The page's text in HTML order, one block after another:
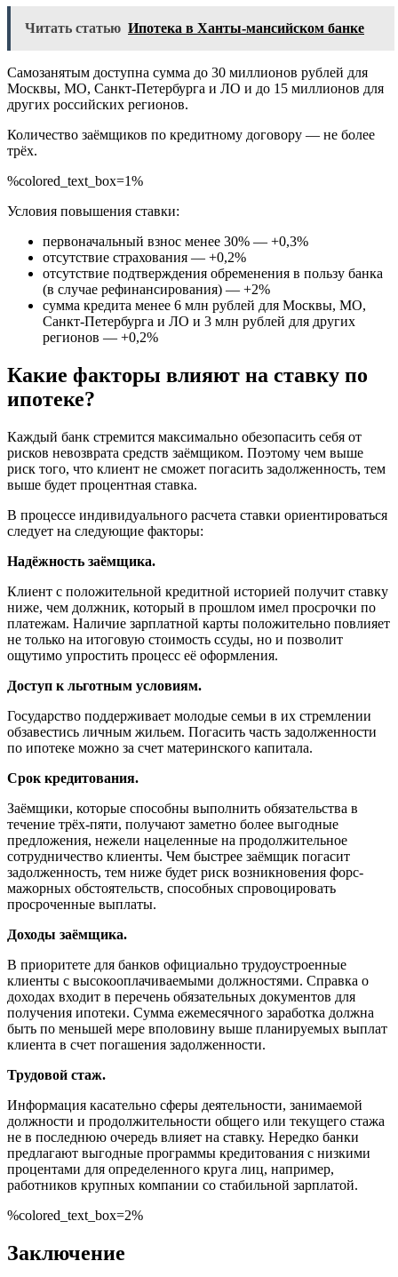
Читать статью Ипотека в Ханты-мансийском банке
Самозанятым доступна сумма до 30 миллионов рублей для
Москвы, МО, Санкт-Петербурга и ЛО и до 15 миллионов для
других российских регионов.
Количество заёмщиков по кредитному договору — не более
трёх.
%colored_text_box=1%
Условия повышения ставки:
первоначальный взнос менее 30% — +0,3%
отсутствие страхования — +0,2%
отсутствие подтверждения обременения в пользу банка
(в случае рефинансирования) — +2%
сумма кредита менее 6 млн рублей для Москвы, МО,
Санкт-Петербурга и ЛО и 3 млн рублей для других
регионов — +0,2%
Какие факторы влияют на ставку по
ипотеке?
Каждый банк стремится максимально обезопасить себя от
рисков невозврата средств заёмщиком. Поэтому чем выше
риск того, что клиент не сможет погасить задолженность, тем
выше будет процентная ставка.
В процессе индивидуального расчета ставки ориентироваться
следует на следующие факторы:
Надёжность заёмщика.
Клиент с положительной кредитной историей получит ставку
ниже, чем должник, который в прошлом имел просрочки по
платежам. Наличие зарплатной карты положительно повлияет
не только на итоговую стоимость ссуды, но и позволит
ощутимо упростить процесс её оформления.
Доступ к льготным условиям.
Государство поддерживает молодые семьи в их стремлении
обзавестись личным жильем. Погасить часть задолженности
по ипотеке можно за счет материнского капитала.
Срок кредитования.
Заёмщики, которые способны выполнить обязательства в
течение трёх-пяти, получают заметно более выгодные
предложения, нежели нацеленные на продолжительное
сотрудничество клиенты. Чем быстрее заёмщик погасит
задолженность, тем ниже будет риск возникновения форс-
мажорных обстоятельств, способных спровоцировать
просроченные выплаты.
Доходы заёмщика.
В приоритете для банков официально трудоустроенные
клиенты с высокооплачиваемыми должностями. Справка о
доходах входит в перечень обязательных документов для
получения ипотеки. Сумма ежемесячного заработка должна
быть по меньшей мере вполовину выше планируемых выплат
клиента в счет погашения задолженности.
Трудовой стаж.
Информация касательно сферы деятельности, занимаемой
должности и продолжительности общего или текущего стажа
не в последнюю очередь влияет на ставку. Нередко банки
предлагают выгодные программы кредитования с низкими
процентами для определенного круга лиц, например,
работников крупных компании со стабильной зарплатой.
%colored_text_box=2%
Заключение